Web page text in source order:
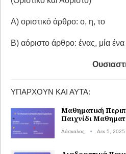
Α) οριστικό άρθρο: ο, η, το
Β) αόριστο άρθρο: ένας, μία ένα
ΥΠΆΡΧΟΥΝ ΚΑΙ ΑΥΤΆ:
Μαθηματική
Παιχνίδι
Δάσκαλος Δεκ 5, 2025